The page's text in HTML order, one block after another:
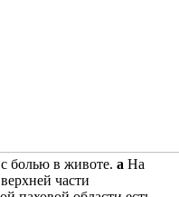
болью в животе. a На
части